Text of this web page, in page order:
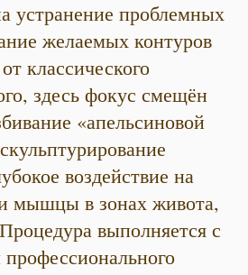
устранение проблемных
желаемых контуров
классического
здесь фокус смещён
«апельсиновой
воздействие на
мышцы в зонах живота,
выполняется с